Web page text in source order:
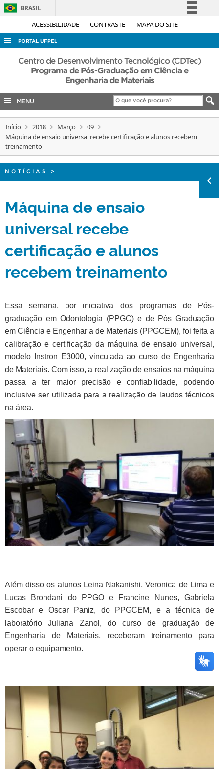
ACESSIBILIDADE CONTRASTE MAPA DO SITE
BRASIL
Simplifique!
Acesso à informação
Legislação
Canais
PORTAL UFPEL
ACESSO À INFORMAÇÃO
AUDITORIA
EDITAIS
INTERNACIONAL
OUVIDORIA
PORTARIAS
Centro de Desenvolvimento Tecnológico (CDTec)
Programa de Pós-Graduação em Ciência e
Engenharia de Materiais
MENU
Início 2018 Março
09
Máquina de ensaio universal recebe certificação e alunos recebem
treinamento
NOTÍCIAS >
Máquina de ensaio
universal recebe
certificação e alunos
recebem treinamento
Essa semana, por iniciativa dos programas de Pós-
graduação em Odontologia (PPGO) e de Pós Graduação
em Ciência e Engenharia de Materiais (PPGCEM), foi feita a
calibração e certificação da máquina de ensaio universal,
modelo Instron E3000, vinculada ao curso de Engenharia
de Materiais.Com isso, a realização de ensaios na máquina
passa a ter maior precisão e confiabilidade, podendo
inclusive ser utilizada para a realização de laudos técnicos
na área.
Além disso os alunos Leina Nakanishi, Veronica de Lima e
Lucas Brondani do PPGO e Francine Nunes, Gabriela
Escobar e Oscar Paniz, do PPGCEM, e a técnica de
laboratório Juliana Zanol, do curso de graduação de
Engenharia de Materiais, receberam treinamento para
operar o equipamento.